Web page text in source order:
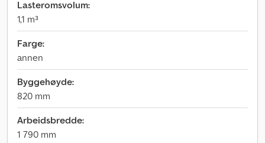
Lasteromsvolum:
1,1 m³
Farge:
annen
Byggehøyde:
820 mm
Arbeidsbredde:
1 790 mm